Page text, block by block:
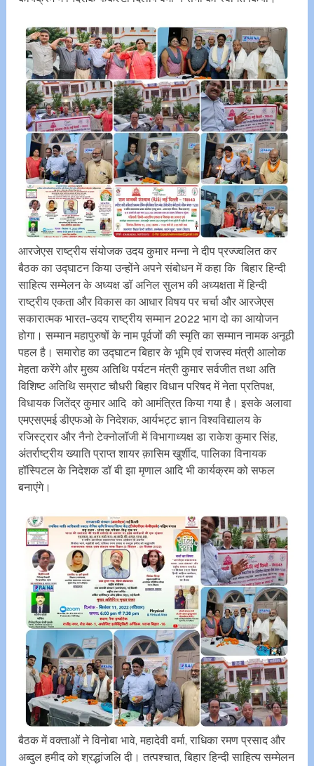
आरजेएस राष्ट्रीय संयोजक उदय कुमार मन्ना ने दीप प्रज्ज्वलित कर
बैठक का उद्घाटन किया उन्होंने अपने संबोधन में कहा कि बिहार हिन्दी
साहित्य सम्मेलन के अध्यक्ष डॉ अनिल सुलभ की अध्यक्षता में हिन्दी
राष्ट्रीय एकता और विकास का आधार विषय पर चर्चा और आरजेएस
सकारात्मक भारत-उदय राष्ट्रीय सम्मान 2022 भाग दो का आयोजन
होगा। सम्मान महापुरुषों के नाम पूर्वजों की स्मृति का सम्मान नामक अनूठी
पहल है। समारोह का उद्घाटन बिहार के भूमि एवं राजस्व मंत्री आलोक
मेहता करेंगे और मुख्य अतिथि पर्यटन मंत्री कुमार सर्वजीत तथा अति
विशिष्ट अतिथि सम्राट चौधरी बिहार विधान परिषद में नेता प्रतिपक्ष,
विधायक जितेंद्र कुमार आदि को आमंत्रित किया गया है। इसके अलावा
एमएसएमई डीएफओ के निदेशक, आर्यभट्ट ज्ञान विश्वविद्यालय के
रजिस्ट्रार और नैनो टेक्नोलॉजी में विभागाध्यक्ष डा राकेश कुमार सिंह,
अंतर्राष्ट्रीय ख्याति प्राप्त शायर क़ासिम खुर्शीद, पालिका विनायक
हॉस्पिटल के निदेशक डॉ बी झा मृणाल आदि भी कार्यक्रम को सफल
बनाएंगे।
बैठक में वक्ताओं ने विनोबा भावे, महादेवी वर्मा, राधिका रमण प्रसाद और
अब्दुल हमीद को श्रद्धांजलि दी। तत्पश्चात, बिहार हिन्दी साहित्य सम्मेलन